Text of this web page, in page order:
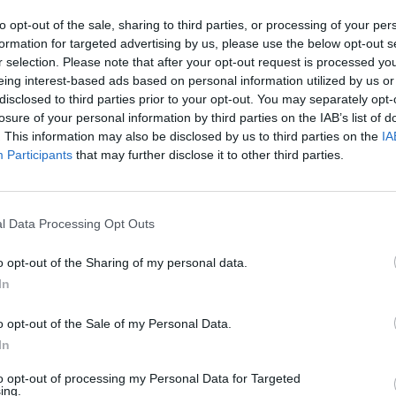
opt-out of the sale, sharing to third parties, or processing of your
for targeted advertising by us, please use the below opt-out
selection. Please note that after your opt-out request is processed
interest-based ads based on personal information utilized by us
to third parties prior to your opt-out. You may separately
of your personal information by third parties on the IAB’s list of
This information may also be disclosed by us to third parties on the
Participants that may further disclose it to other third parties.
Data Processing Opt Outs
opt-out of the Sharing of my personal data.
opt-out of the Sale of my Personal Data.
opt-out of processing my Personal Data for Targeted
Balenie: 10 ks
Min. objednateľné násobky:
Kód:842545
Značka:NASTROJE CZ
PRODUKTU
v titánových
korózii, kyselinám a
materiálu HSSCo5, Profi